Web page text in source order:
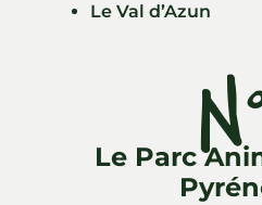
Le Val d’Azun
Le Parc